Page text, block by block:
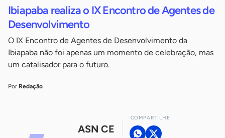
Notícias
Ibiapaba realiza o IX Encontro de Agentes de
Desenvolvimento
O IX Encontro de Agentes de Desenvolvimento da
Ibiapaba não foi apenas um momento de celebração, mas
um catalisador para o futuro.
Por Redação
ASN CE
COMPARTILHE